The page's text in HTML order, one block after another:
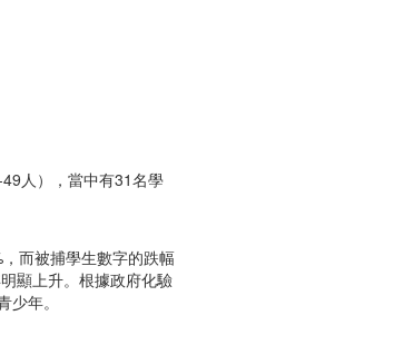
人），當中有31名學
而被捕學生數字的跌幅
顯上升。根據政府化驗
年。